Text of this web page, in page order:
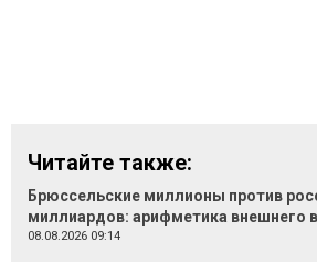
Читайте также:
Брюссельские миллионы против
миллиардов: арифметика внешнего
08.08.2026 09:14